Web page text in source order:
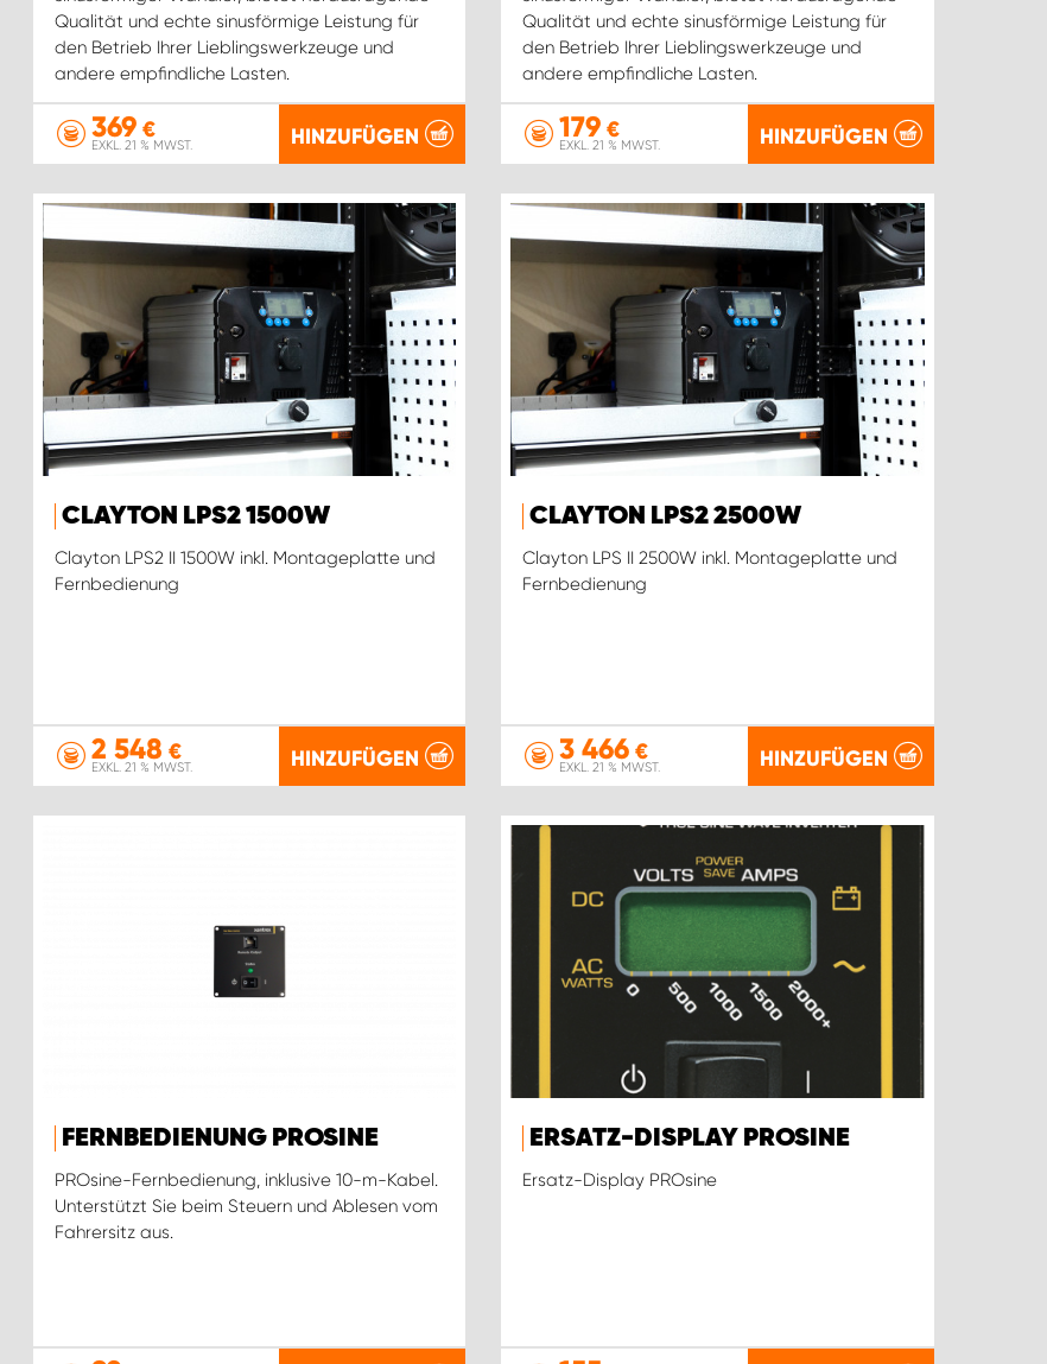
Qualität und echte sinusförmige Leistung für
den Betrieb Ihrer Lieblingswerkzeuge und
andere empfindliche Lasten.
369€
EXKL. 21 % MWST. HINZUFÜGEN
Qualität und echte sinusförmige Leistung für
den Betrieb Ihrer Lieblingswerkzeuge und
andere empfindliche Lasten.
179 €
EXKL. 21 % MWST. HINZUFÜGEN
CLAYTON LPS2 1500W
Clayton LPS2 II 1500W inkl. Montageplatte und
Fernbedienung
2 548 €
EXKL. 21 % MWST. HINZUFÜGEN
CLAYTON LPS2 2500W
Clayton LPS II 2500W inkl. Montageplatte und
Fernbedienung
3 466 €
EXKL. 21 % MWST. HINZUFÜGEN
FERNBEDIENUNG PROSINE
PROsine-Fernbedienung, inklusive 10-m-Kabel.
Unterstützt Sie beim Steuern und Ablesen vom
Fahrersitz aus.
ERSATZ-DISPLAY PROSINE
Ersatz-Display PROsine